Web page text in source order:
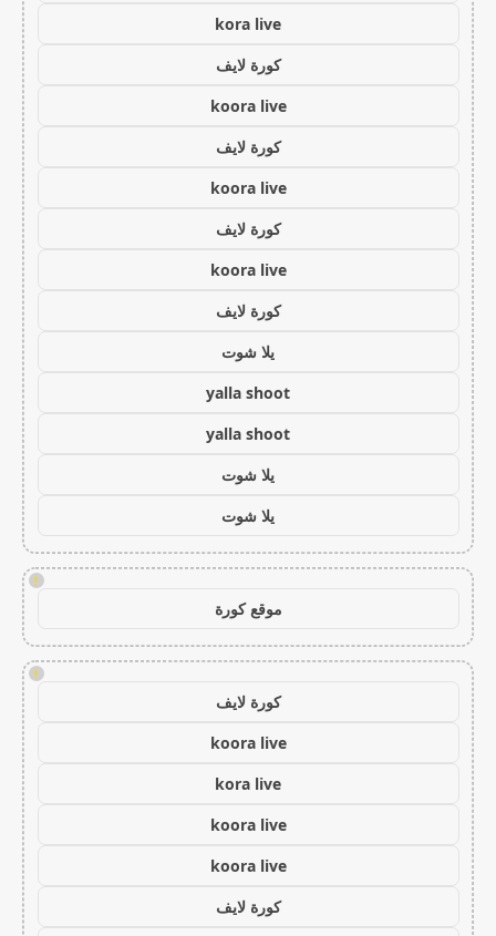
kora live
كورة لايف
koora live
كورة لايف
koora live
كورة لايف
koora live
كورة لايف
يلا شوت
yalla shoot
yalla shoot
يلا شوت
يلا شوت
!
موقع كورة
!
كورة لايف
koora live
kora live
koora live
koora live
كورة لايف